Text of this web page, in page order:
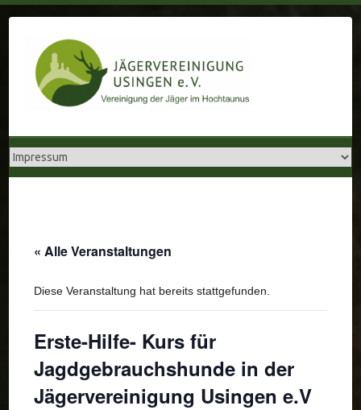
« Alle Veranstaltungen
Diese Veranstaltung hat bereits stattgefunden.
Erste-Hilfe- Kurs für
Jagdgebrauchshunde in der
Jägervereinigung Usingen e.V